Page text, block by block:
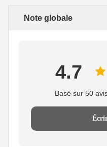
Note globale
4.7
Basé sur 50